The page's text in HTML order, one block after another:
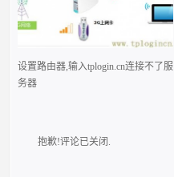
设置路由器,输入tplogin.cn连接不了服
务器
抱歉!评论已关闭.